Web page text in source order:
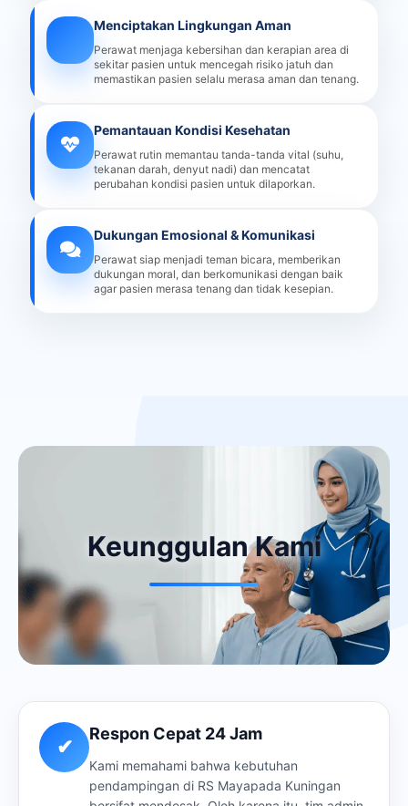
Menciptakan Lingkungan Aman
Perawat menjaga kebersihan dan kerapian area di
sekitar pasien untuk mencegah risiko jatuh dan
memastikan pasien selalu merasa aman dan tenang.
Pemantauan Kondisi Kesehatan
Perawat rutin memantau tanda-tanda vital (suhu,
tekanan darah, denyut nadi) dan mencatat
perubahan kondisi pasien untuk dilaporkan.
Dukungan Emosional & Komunikasi
Perawat siap menjadi teman bicara, memberikan
dukungan moral, dan berkomunikasi dengan baik
agar pasien merasa tenang dan tidak kesepian.
Keunggulan Kami
✔
Respon Cepat 24 Jam
Kami memahami bahwa kebutuhan
pendampingan di RS Mayapada Kuningan